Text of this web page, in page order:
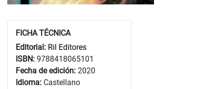
FICHA TÉCNICA
Editorial: Ril Editores
ISBN: 9788418065101
Fecha de edición: 2020
Idioma: Castellano